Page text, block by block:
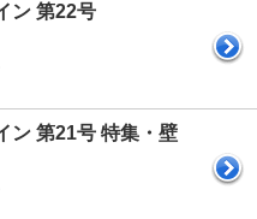
ン 第22号
ン 第21号 特集・壁